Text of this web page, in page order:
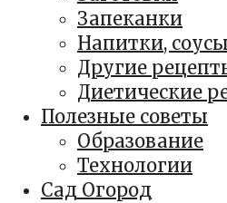
Запеканки
Напитки, соусы
Другие
Диетические
Полезные советы
Образование
Технологии
Сад Огород